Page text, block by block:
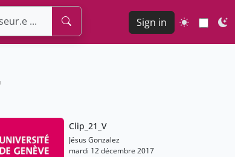
Sign in
Clip_21_V
Jésus Gonzalez
mardi 12 décembre 2017